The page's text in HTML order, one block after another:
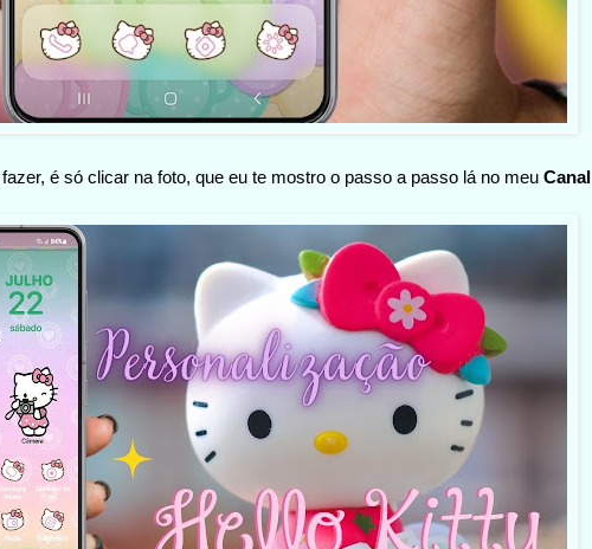
é só clicar na foto, que eu te mostro o passo a passo lá no meu Canal